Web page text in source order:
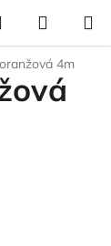
Hledat
KOŠÍK
4m